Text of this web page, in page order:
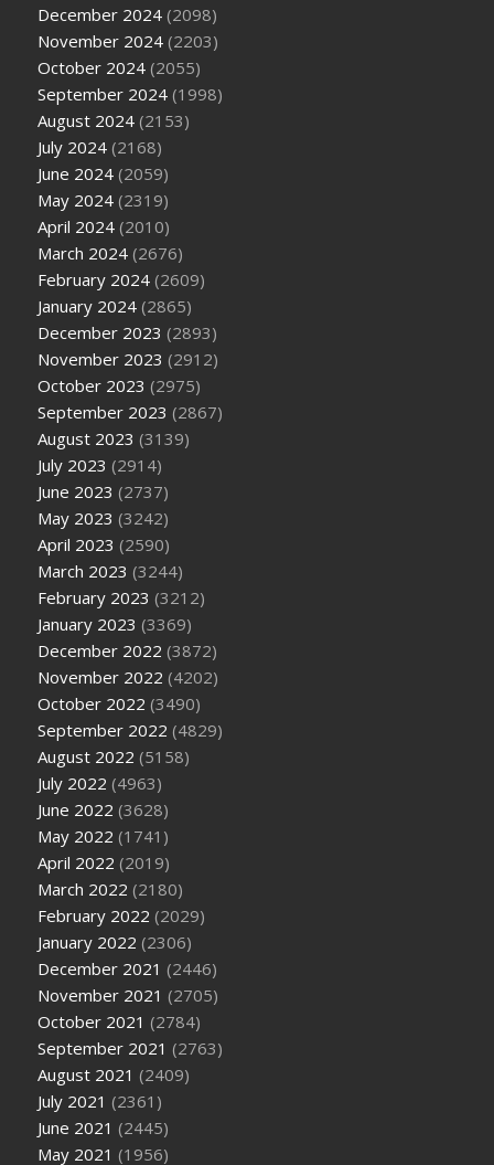
December 2024 (2098)
November 2024 (2203)
October 2024 (2055)
September 2024 (1998)
August 2024 (2153)
July 2024 (2168)
June 2024 (2059)
May 2024 (2319)
April 2024 (2010)
March 2024 (2676)
February 2024 (2609)
January 2024 (2865)
December 2023 (2893)
November 2023 (2912)
October 2023 (2975)
September 2023 (2867)
August 2023 (3139)
July 2023 (2914)
June 2023 (2737)
May 2023 (3242)
April 2023 (2590)
March 2023 (3244)
February 2023 (3212)
January 2023 (3369)
December 2022 (3872)
November 2022 (4202)
October 2022 (3490)
September 2022 (4829)
August 2022 (5158)
July 2022 (4963)
June 2022 (3628)
May 2022 (1741)
April 2022 (2019)
March 2022 (2180)
February 2022 (2029)
January 2022 (2306)
December 2021 (2446)
November 2021 (2705)
October 2021 (2784)
September 2021 (2763)
August 2021 (2409)
July 2021 (2361)
June 2021 (2445)
May 2021 (1956)